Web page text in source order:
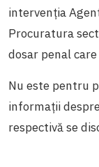
intervenția
Procuratura
dosar penal
Nu este pentru
informații
respectivă se